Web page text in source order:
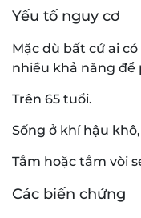
Yếu tố nguy cơ
Mặc dù bất cứ ai
nhiều khả năng để
Trên 65 tuổi.
Sống ở khí hậu
Tắm hoặc tắm vòi
Các biến chứng